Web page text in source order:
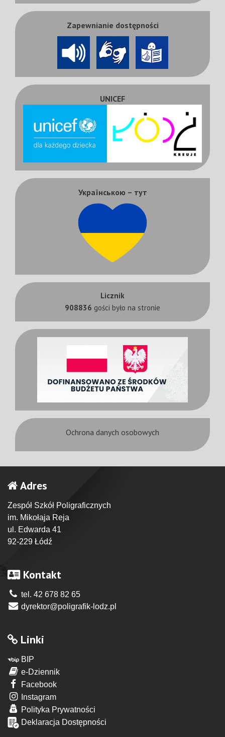
Zapewnianie dostępności
UNICEF
Українською – тут
Licznik
908836 gości było na stronie
Ochrona danych osobowych
Adres
Zespół Szkół Poligraficznych
im. Mikołaja Reja
ul. Edwarda 41
92-229 Łódź
Kontakt
tel. 42 678 82 65
dyrektor@poligrafik-lodz.pl
Linki
BIP
e-Dziennik
Facebook
Instagram
Polityka Prywatności
Deklaracja Dostępności